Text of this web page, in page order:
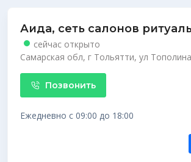
Аида, сеть салонов
сейчас открыто
Самарская обл, г Тольятти, ул
Позвонить
Ежедневно с 09:00 до 18:00